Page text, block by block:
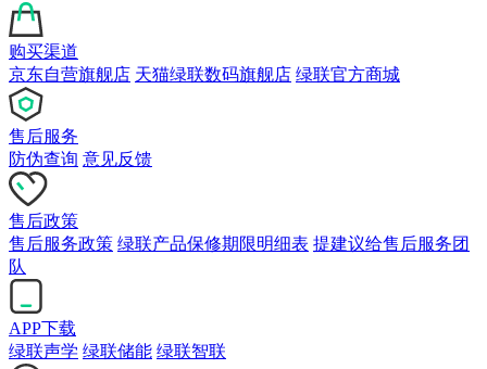
购买渠道
京东自营旗舰店 天猫绿联数码旗舰店 绿联官方商城
售后服务
防伪查询 意见反馈
售后政策
售后服务政策 绿联产品保修期限明细表 提建议给售后服务团
队
APP下载
绿联声学 绿联储能 绿联智联